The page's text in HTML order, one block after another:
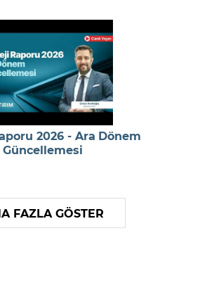
2026 - Ara Dönem
Güncellemesi
FAZLA GÖSTER